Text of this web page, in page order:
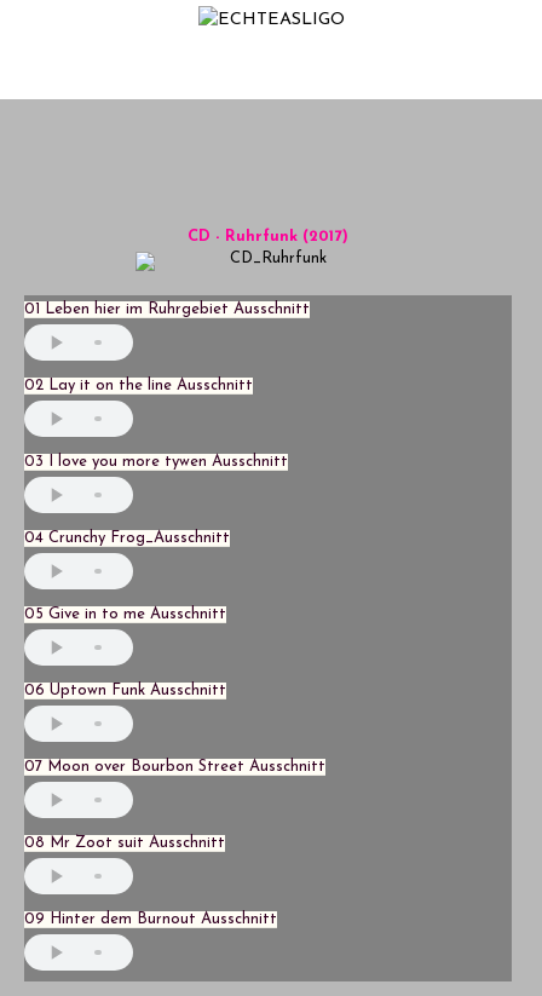
Story
CD - Ruhrfunk (2017)
01 Leben hier im Ruhrgebiet Ausschnitt
02 Lay it on the line Ausschnitt
03 I love you more tywen Ausschnitt
04 Crunchy Frog_Ausschnitt
05 Give in to me Ausschnitt
06 Uptown Funk Ausschnitt
07 Moon over Bourbon Street Ausschnitt
08 Mr Zoot suit Ausschnitt
09 Hinter dem Burnout Ausschnitt